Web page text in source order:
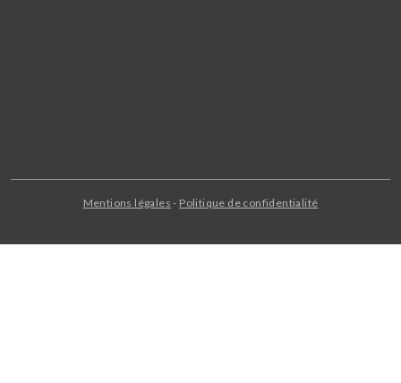
Mentions légales - Politique de confidentialité